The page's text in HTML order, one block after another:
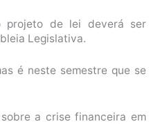
projeto de lei deverá ser
Legislativa.
é neste semestre que se
a crise financeira em